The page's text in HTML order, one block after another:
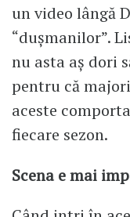
un video lângă
“dușmanilor”.
nu asta aș dori
pentru că
aceste
fiecare sezon.
Scena e mai